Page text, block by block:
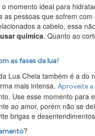
o momento ideal para
pessoas que sofrem
a cabelo, essa
química. Quanto ao
as fases da lua!
Lua Cheia também é a do
mais intensa. Aproveite a
Use esse momento para
ao amor, porém não se
brigas e
?